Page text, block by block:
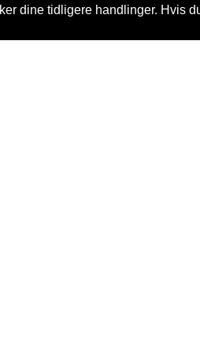
dine tidligere handlinger. Hvis